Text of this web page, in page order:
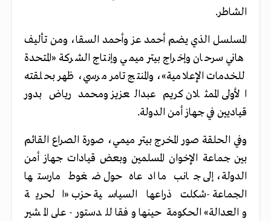
الشاطر.
المسلسل الذي يضم أحمد عز وأحمد السقا، ومن تأليف
هاني سرحان وإخراج بيتر ميمي وإنتاج الشركة «المتحدة
للخدمات الإعلامية»، والمنتج تامر مرسي، ظهر بحلقته
الأولى الممثلان كريم عبدالعزيز ومحمد رياض بدور
قياديين في جهاز أمن الدولة.
وفي الحلقة صور المخرج بيتر ميمي، صورة الصراع القائم
بين جماعة الإخوان المسلمين وبعض قيادات جهاز أمن
الدولة، إلى جانب ما ادعاه حول ضغوط مارستها
الجماعة -شكلت ذراعها السياسية حزب «الحرية
والعدالة» الحكومة حينها وفقا للدستور- على المشير